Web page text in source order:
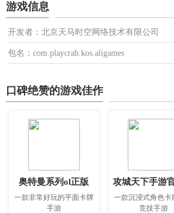
游戏信息
开发者：北京天马时空网络技术有限公司
包名：com.playcrab.kos.aligames
口碑绝赞的游戏佳作
奥特曼系列ol正版
一款非常好玩的平面卡牌
手游
攻城天下手游
一款沉浸式角色卡
竞技手游